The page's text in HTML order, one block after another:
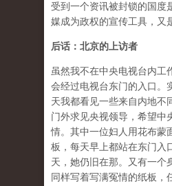
受到一个资讯被封锁的国度
媒成为政权的宣传工具，又
后话：北京的上访者
虽然我不在中央电视台内工
会经过电视台东门的入口。
天我都看见一些来自内地不
门外求见央视领导，希望中
情。其中一位妇人用花布蒙
板，每天早上都站在东门入
天，她仍旧在那。又有一个
同样写着写满冤情的纸板，